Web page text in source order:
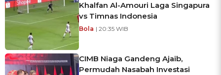
Khalfan Al-Amouri Laga Singapura
vs Timnas Indonesia
Bola | 20:35 WIB
CIMB Niaga Gandeng Ajaib,
Permudah Nasabah Investasi